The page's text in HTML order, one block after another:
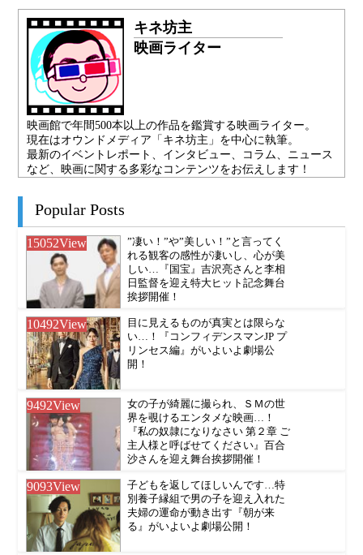
キネ坊主
映画ライター
映画館で年間500本以上の作品を鑑賞する映画ライター。
現在はオウンドメディア「キネ坊主」を中心に執筆。
最新のイベントレポート、インタビュー、コラム、ニュース
など、映画に関する多彩なコンテンツをお伝えします！
Popular Posts
15052View
”凄い！”や”美しい！”と言ってく
れる観客の感性が凄いし、心が美
しい…『国宝』吉沢亮さんと李相
日監督を迎え特大ヒット記念舞台
挨拶開催！
10492View
目に見えるものが真実とは限らな
い…！『コンフィデンスマンJP プ
リンセス編』がいよいよ劇場公
開！
9492View
女の子が綺麗に撮られ、ＳＭの世
界を覗けるエンタメな映画…！
『私の奴隷になりなさい 第２章 ご
主人様と呼ばせてください』百合
沙さんを迎え舞台挨拶開催！
9093View
子どもを返してほしいんです…特
別養子縁組で男の子を迎え入れた
夫婦の運命が動き出す『朝が来
る』がいよいよ劇場公開！